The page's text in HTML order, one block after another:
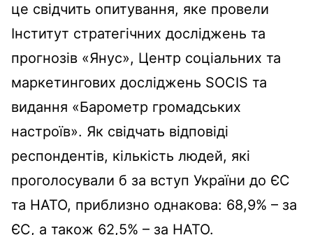
це свідчить опитування, яке провели
Інститут стратегічних досліджень та
прогнозів «Янус», Центр соціальних та
маркетингових досліджень SOCIS та
видання «Барометр громадських
настроїв». Як свідчать відповіді
респондентів, кількість людей, які
проголосували б за вступ України до ЄС
та НАТО, приблизно однакова: 68,9% – за
ЄС, а також 62,5% – за НАТО.